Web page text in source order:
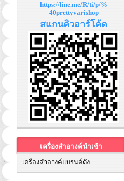
https://line.me/R/ti/p/%
40prettyvarishop
สแกนคิวอาร์โค้ด
เครื่องสำอางค์นำเข้า
เครื่องสำอางค์แบรนด์ดัง